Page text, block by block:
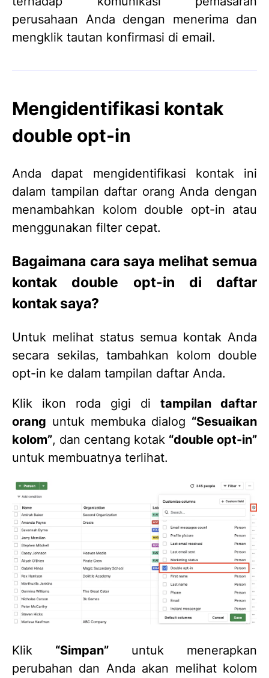
perusahaan Anda dengan menerima dan
mengklik tautan konfirmasi di email.
Mengidentifikasi kontak
double opt-in
Anda dapat mengidentifikasi kontak ini
dalam tampilan daftar orang Anda dengan
menambahkan kolom double opt-in atau
menggunakan filter cepat.
Bagaimana cara saya melihat semua
kontak double opt-in di daftar
kontak saya?
Untuk melihat status semua kontak Anda
secara sekilas, tambahkan kolom double
opt-in ke dalam tampilan daftar Anda.
Klik ikon roda gigi di tampilan daftar
orang untuk membuka dialog “Sesuaikan
kolom”, dan centang kotak “double opt-in”
untuk membuatnya terlihat.
Klik “Simpan” untuk menerapkan
perubahan dan Anda akan melihat kolom